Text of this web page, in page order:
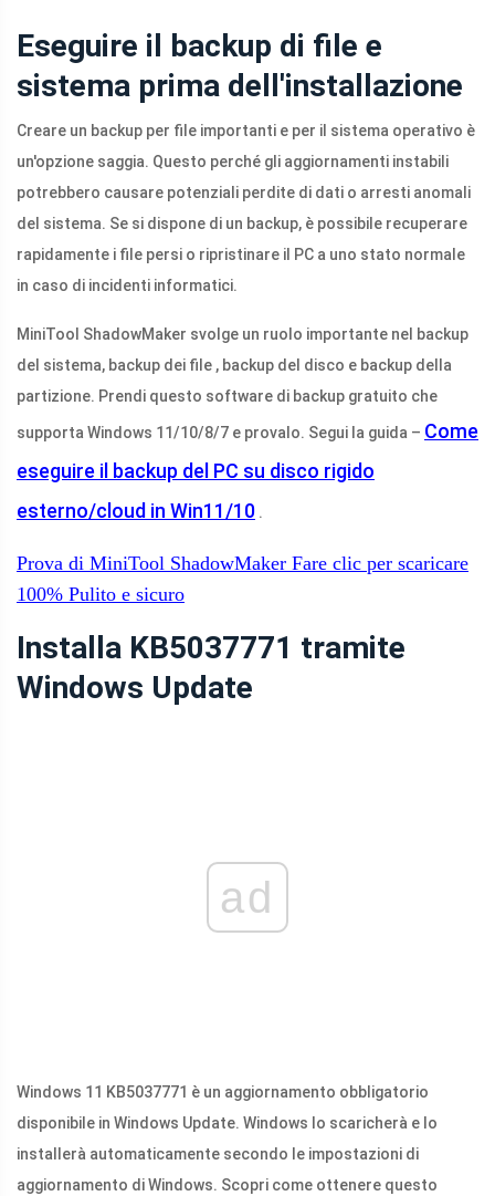
Eseguire il backup di file e
sistema prima dell'installazione
Creare un backup per file importanti e per il sistema operativo è
un'opzione saggia. Questo perché gli aggiornamenti instabili
potrebbero causare potenziali perdite di dati o arresti anomali
del sistema. Se si dispone di un backup, è possibile recuperare
rapidamente i file persi o ripristinare il PC a uno stato normale
in caso di incidenti informatici.
MiniTool ShadowMaker svolge un ruolo importante nel backup
del sistema, backup dei file , backup del disco e backup della
partizione. Prendi questo software di backup gratuito che
supporta Windows 11/10/8/7 e provalo. Segui la guida – Come
eseguire il backup del PC su disco rigido
esterno/cloud in Win11/10 .
Prova di MiniTool ShadowMaker Fare clic per scaricare
100% Pulito e sicuro
Installa KB5037771 tramite
Windows Update
ad
Windows 11 KB5037771 è un aggiornamento obbligatorio
disponibile in Windows Update. Windows lo scaricherà e lo
installerà automaticamente secondo le impostazioni di
aggiornamento di Windows. Scopri come ottenere questo